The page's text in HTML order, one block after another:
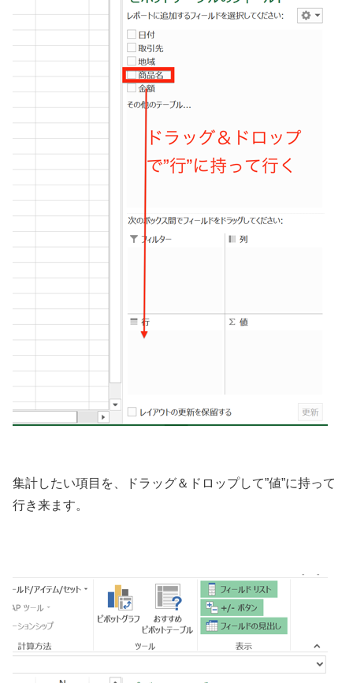
集計したい項目を、ドラッグ＆ドロップして”値”に持って
行き来ます。